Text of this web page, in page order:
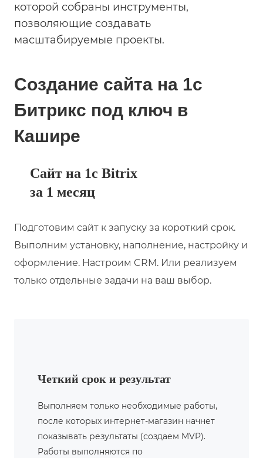
которой собраны инструменты,
позволяющие создавать
масштабируемые проекты.
Создание сайта на 1с
Битрикс под ключ в
Кашире
Сайт на 1с Bitrix
за 1 месяц
Подготовим сайт к запуску за короткий срок.
Выполним установку, наполнение, настройку и
оформление. Настроим CRM. Или реализуем
только отдельные задачи на ваш выбор.
Четкий срок и результат
Выполняем только необходимые работы,
после которых интернет-магазин начнет
показывать результаты (создаем MVP).
Работы выполняются по